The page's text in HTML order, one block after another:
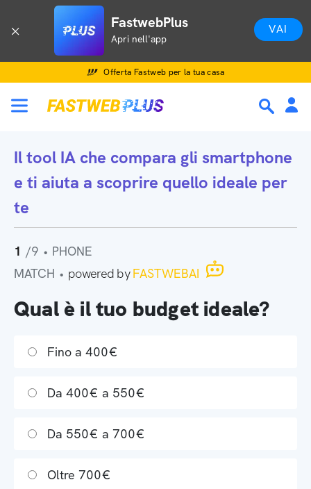
FastwebPlus
Apri nell'app
VAI
Offerta Fastweb per la tua casa
Il tool IA che compara gli smartphone
e ti aiuta a scoprire quello ideale per
te
1 /9 • PHONE
MATCH • powered byFASTWEBAI
Qual è il tuo budget ideale?
Fino a 400€
Da 400€ a 550€
Da 550€ a 700€
Oltre 700€